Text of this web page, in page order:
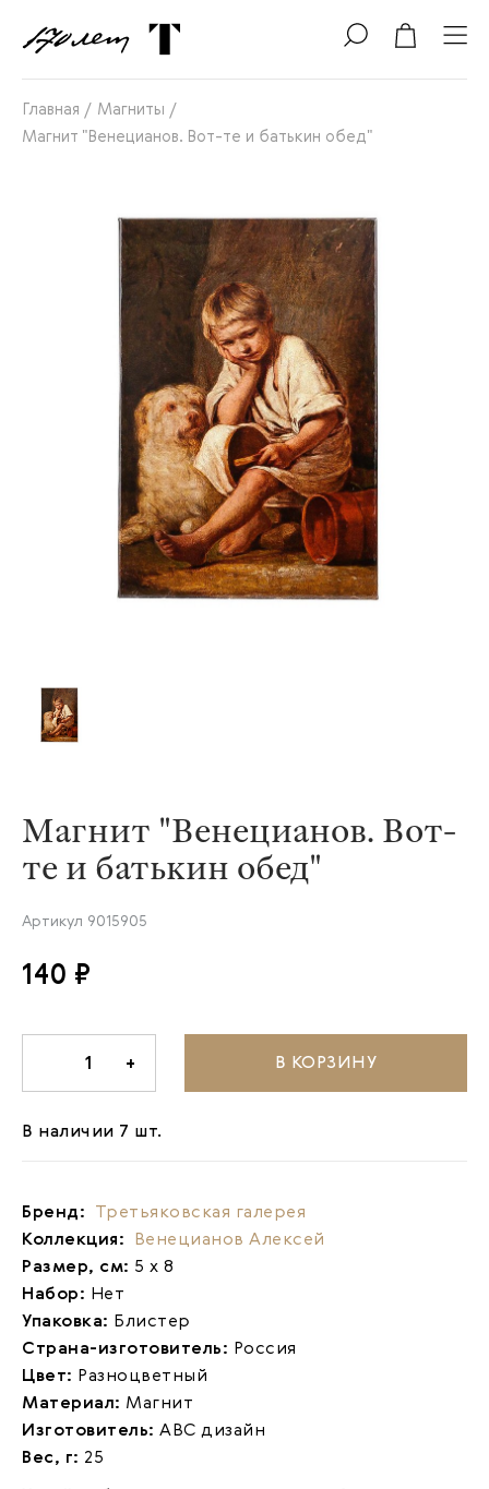
Главная / Магниты /
Магнит "Венецианов. Вот-те и батькин обед"
Магнит "Венецианов. Вот-
те и батькин обед"
Артикул 9015905
140 ₽
1 + В КОРЗИНУ
В наличии 7 шт.
Бренд: Третьяковская галерея
Коллекция: Венецианов Алексей
Размер, см: 5 х 8
Набор: Нет
Упаковка: Блистер
Страна-изготовитель: Россия
Цвет: Разноцветный
Материал: Магнит
Изготовитель: АВС дизайн
Вес, г: 25